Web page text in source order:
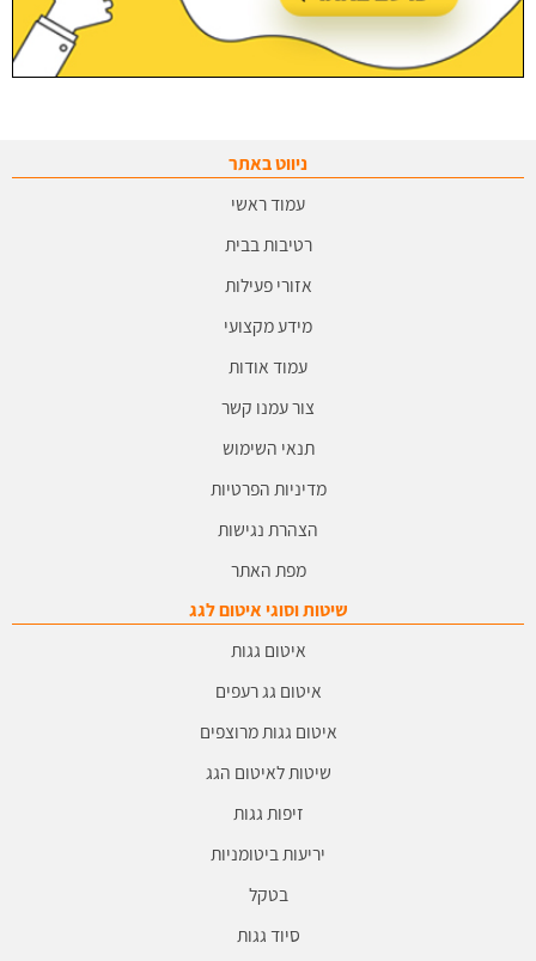
ניווט באתר
עמוד ראשי
רטיבות בבית
אזורי פעילות
מידע מקצועי
עמוד אודות
צור עמנו קשר
תנאי השימוש
מדיניות הפרטיות
הצהרת נגישות
מפת האתר
שיטות וסוגי איטום לגג
איטום גגות
איטום גג רעפים
איטום גגות מרוצפים
שיטות לאיטום הגג
זיפות גגות
יריעות ביטומניות
בטקל
סיוד גגות